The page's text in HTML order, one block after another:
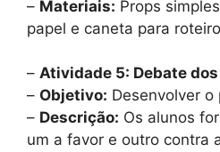
– Materiais: Props
papel e caneta para
– Atividade 5: Debate
– Objetivo: Desenvolver
– Descrição: Os alunos
um a favor e outro contra